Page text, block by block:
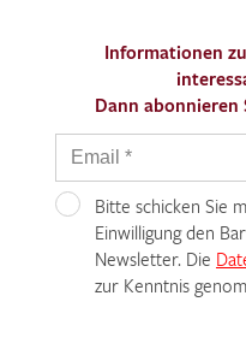
Informationen
Dann abonnieren
Bitte schicken Sie
Einwilligung den
Newsletter. Die
zur Kenntnis